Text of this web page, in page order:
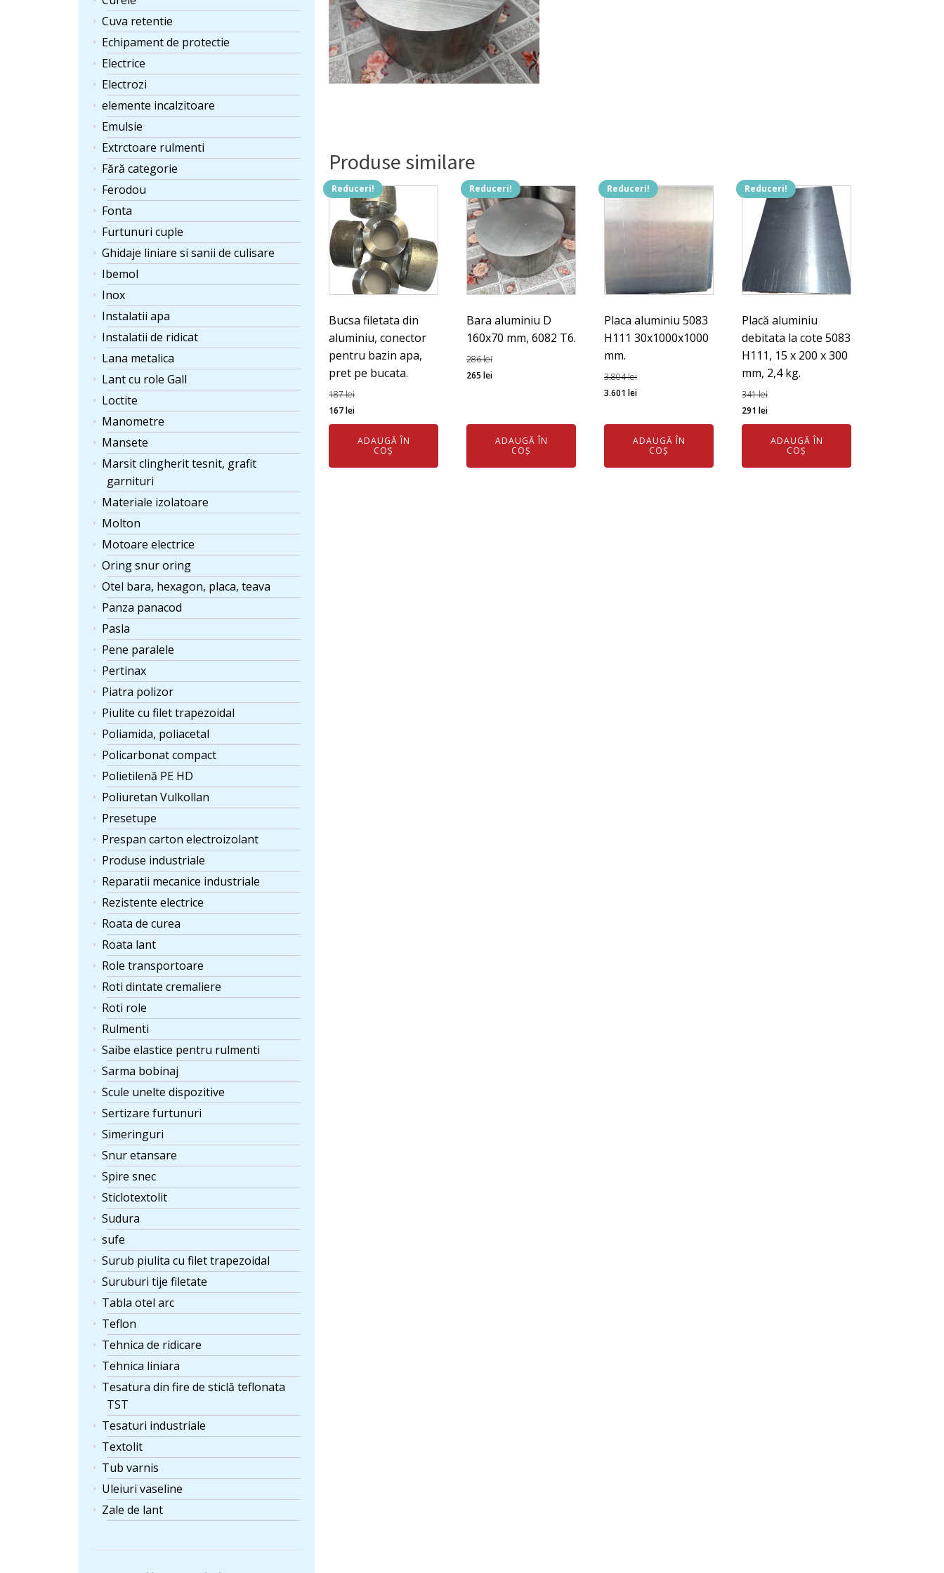
Cuva retentie
Echipament de protectie
Electrice
Electrozi
elemente incalzitoare
Emulsie
Extrctoare rulmenti
Fără categorie
Ferodou
Fonta
Furtunuri cuple
Ghidaje liniare si sanii de culisare
Ibemol
Inox
Instalatii apa
Instalatii de ridicat
Lana metalica
Lant cu role Gall
Loctite
Manometre
Mansete
Marsit clingherit tesnit, grafit
garnituri
Materiale izolatoare
Molton
Motoare electrice
Oring snur oring
Otel bara, hexagon, placa, teava
Panza panacod
Pasla
Pene paralele
Pertinax
Piatra polizor
Piulite cu filet trapezoidal
Poliamida, poliacetal
Policarbonat compact
Polietilenă PE HD
Poliuretan Vulkollan
Presetupe
Prespan carton electroizolant
Produse industriale
Reparatii mecanice industriale
Rezistente electrice
Roata de curea
Roata lant
Role transportoare
Roti dintate cremaliere
Roti role
Rulmenti
Saibe elastice pentru rulmenti
Sarma bobinaj
Scule unelte dispozitive
Sertizare furtunuri
Simeringuri
Snur etansare
Spire snec
Sticlotextolit
Sudura
sufe
Surub piulita cu filet trapezoidal
Suruburi tije filetate
Tabla otel arc
Teflon
Tehnica de ridicare
Tehnica liniara
Tesatura din fire de sticlă teflonata
TST
Tesaturi industriale
Textolit
Tub varnis
Uleiuri vaseline
Zale de lant
Produse similare
Reduceri!
Bucsa filetata din
aluminiu, conector
pentru bazin apa,
pret pe bucata.
187lei
Prețul
inițial
167leiPrețul
curent
este:
ADAUGĂ ÎN
COȘ
Reduceri!
Bara aluminiu D
160x70 mm, 6082 T6.
286lei
Prețul
fost:
286 lei.
265 leiPrețul
265 lei.
ADAUGĂ ÎN
COȘ
Reduceri!
Placa aluminiu 5083
H111 30x1000x1000
mm.
3.804lei
Prețul
a
3.601 leiPrețul
este:
3.601 lei.
ADAUGĂ ÎN
COȘ
Reduceri!
Placă aluminiu
debitata la cote 5083
H111, 15 x 200 x 300
mm, 2,4 kg.
341lei
Prețul
inițial
291 leiPrețul
curent
este:
ADAUGĂ ÎN
COȘ